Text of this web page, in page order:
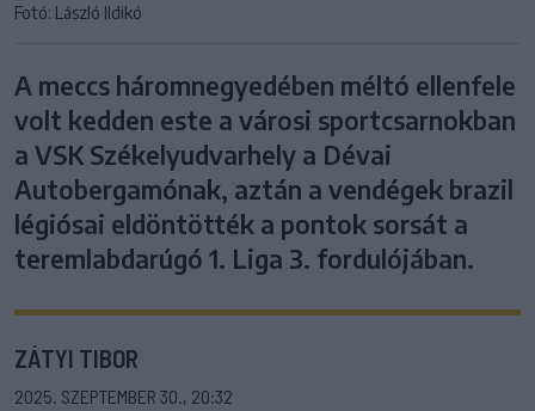
Fotó: László Ildikó
A meccs háromnegyedében méltó ellenfele
volt kedden este a városi sportcsarnokban
a VSK Székelyudvarhely a Dévai
Autobergamónak, aztán a vendégek brazil
légiósai eldöntötték a pontok sorsát a
teremlabdarúgó 1. Liga 3. fordulójában.
ZÁTYI TIBOR
2025. SZEPTEMBER 30., 20:32